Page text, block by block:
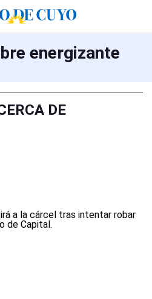
energizante
DE